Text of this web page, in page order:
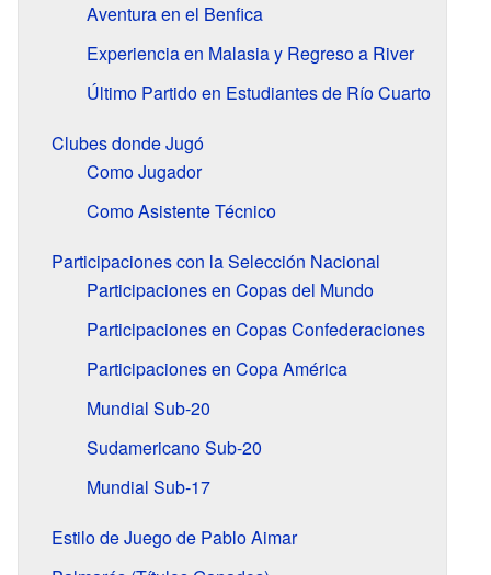
Aventura en el Benfica
Experiencia en Malasia y Regreso a River
Último Partido en Estudiantes de Río Cuarto
Clubes donde Jugó
Como Jugador
Como Asistente Técnico
Participaciones con la Selección Nacional
Participaciones en Copas del Mundo
Participaciones en Copas Confederaciones
Participaciones en Copa América
Mundial Sub-20
Sudamericano Sub-20
Mundial Sub-17
Estilo de Juego de Pablo Aimar